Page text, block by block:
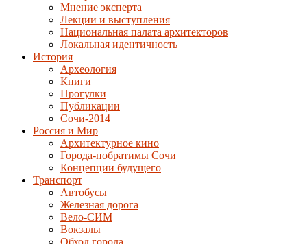
Мнение эксперта
Лекции и выступления
Национальная палата архитекторов
Локальная идентичность
История
Археология
Книги
Прогулки
Публикации
Сочи-2014
Россия и Мир
Архитектурное кино
Города-побратимы Сочи
Концепции будущего
Транспорт
Автобусы
Железная дорога
Вело-СИМ
Вокзалы
Обход города